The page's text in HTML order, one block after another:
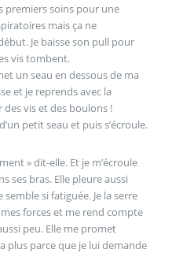
premiers soins pour une
mais ça ne
Je baisse son pull pour
vis tombent.
un seau en dessous de ma
et je reprends avec la
vis et des boulons !
petit seau et puis s’écroule.
» dit-elle. Et je m’écroule
ses bras. Elle pleure aussi
si fatiguée. Je la serre
forces et me rend compte
peu. Elle me promet
plus parce que je lui demande